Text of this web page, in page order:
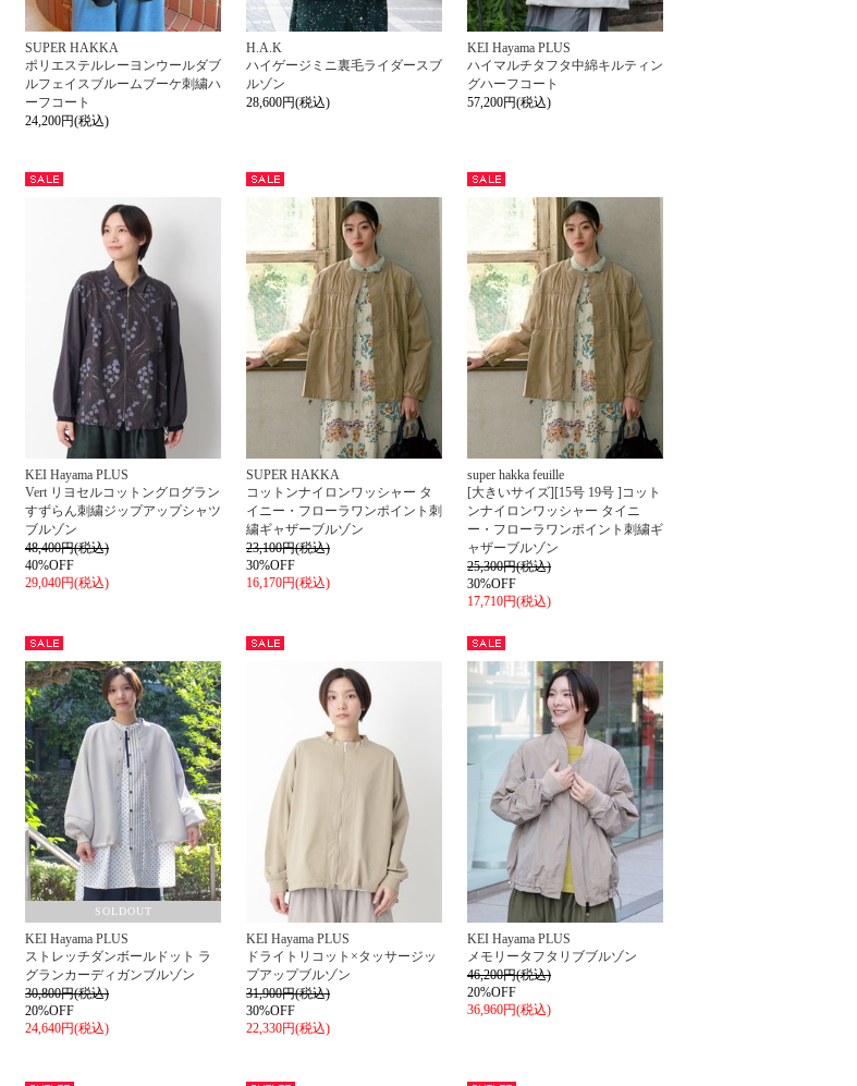
SUPER HAKKA
ポリエステルレーヨンウールダブ
ルフェイスブルームブーケ刺繍ハ
ーフコート
24,200円(税込)
H.A.K
ハイゲージミニ裏毛ライダースブ
ルゾン
28,600円(税込)
KEI Hayama PLUS
ハイマルチタフタ中綿キルティン
グハーフコート
57,200円(税込)
KEI Hayama PLUS
Vert リヨセルコットングログラン
すずらん刺繍ジップアップシャツ
ブルゾン
48,400円(税込)
40%OFF
29,040円(税込)
SUPER HAKKA
コットンナイロンワッシャー タ
イニー・フローラワンポイント刺
繍ギャザーブルゾン
23,100円(税込)
30%OFF
16,170円(税込)
super hakka feuille
[大きいサイズ][15号 19号 ]コット
ンナイロンワッシャー タイニ
ー・フローラワンポイント刺繍ギ
ャザーブルゾン
25,300円(税込)
30%OFF
17,710円(税込)
セー
ル
SOLDOUT
KEI Hayama PLUS
ストレッチダンボールドット ラ
グランカーディガンブルゾン
30,800円(税込)
20%OFF
24,640円(税込)
KEI Hayama PLUS
ドライトリコット×タッサージッ
プアップブルゾン
31,900円(税込)
30%OFF
22,330円(税込)
セー
KEI Hayama PLUS
メモリータフタリブブルゾン
46,200円(税込)
20%OFF
36,960円(税込)